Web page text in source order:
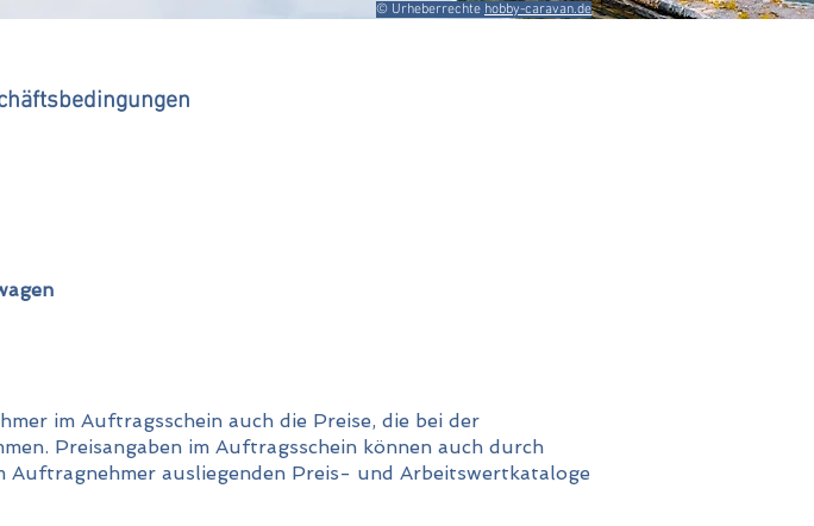
© Urheberrechte hobby-caravan.de
im Auftragsschein auch die Preise, die bei der
Preisangaben im Auftragsschein können auch durch
Auftragnehmer ausliegenden Preis- und Arbeitswertkataloge